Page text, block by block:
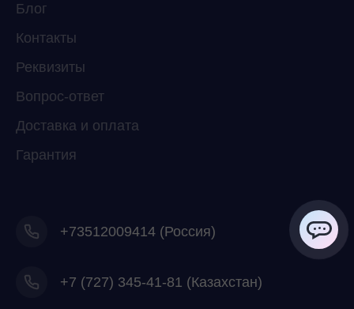
Блог
Контакты
Реквизиты
Вопрос-ответ
Доставка и оплата
Гарантия
+73512009414 (Россия)
+7 (727) 345-41-81 (Казахстан)